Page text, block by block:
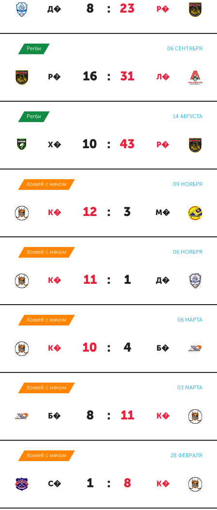
Д� 8 : 23 Р�
Регби 06 СЕНТЯБРЯ
Р� 16 : 31 Л�
Регби 14 АВГУСТА
Х� 10 : 43 Р�
Хоккей с мячом 09 НОЯБРЯ
К� 12 : 3 М�
Хоккей с мячом 06 НОЯБРЯ
К� 11 : 1 Д�
Хоккей с мячом 06 МАРТА
К� 10 : 4 Б�
Хоккей с мячом 03 МАРТА
Б� 8 : 11 К�
Хоккей с мячом 28 ФЕВРАЛЯ
С� 1 : 8 К�